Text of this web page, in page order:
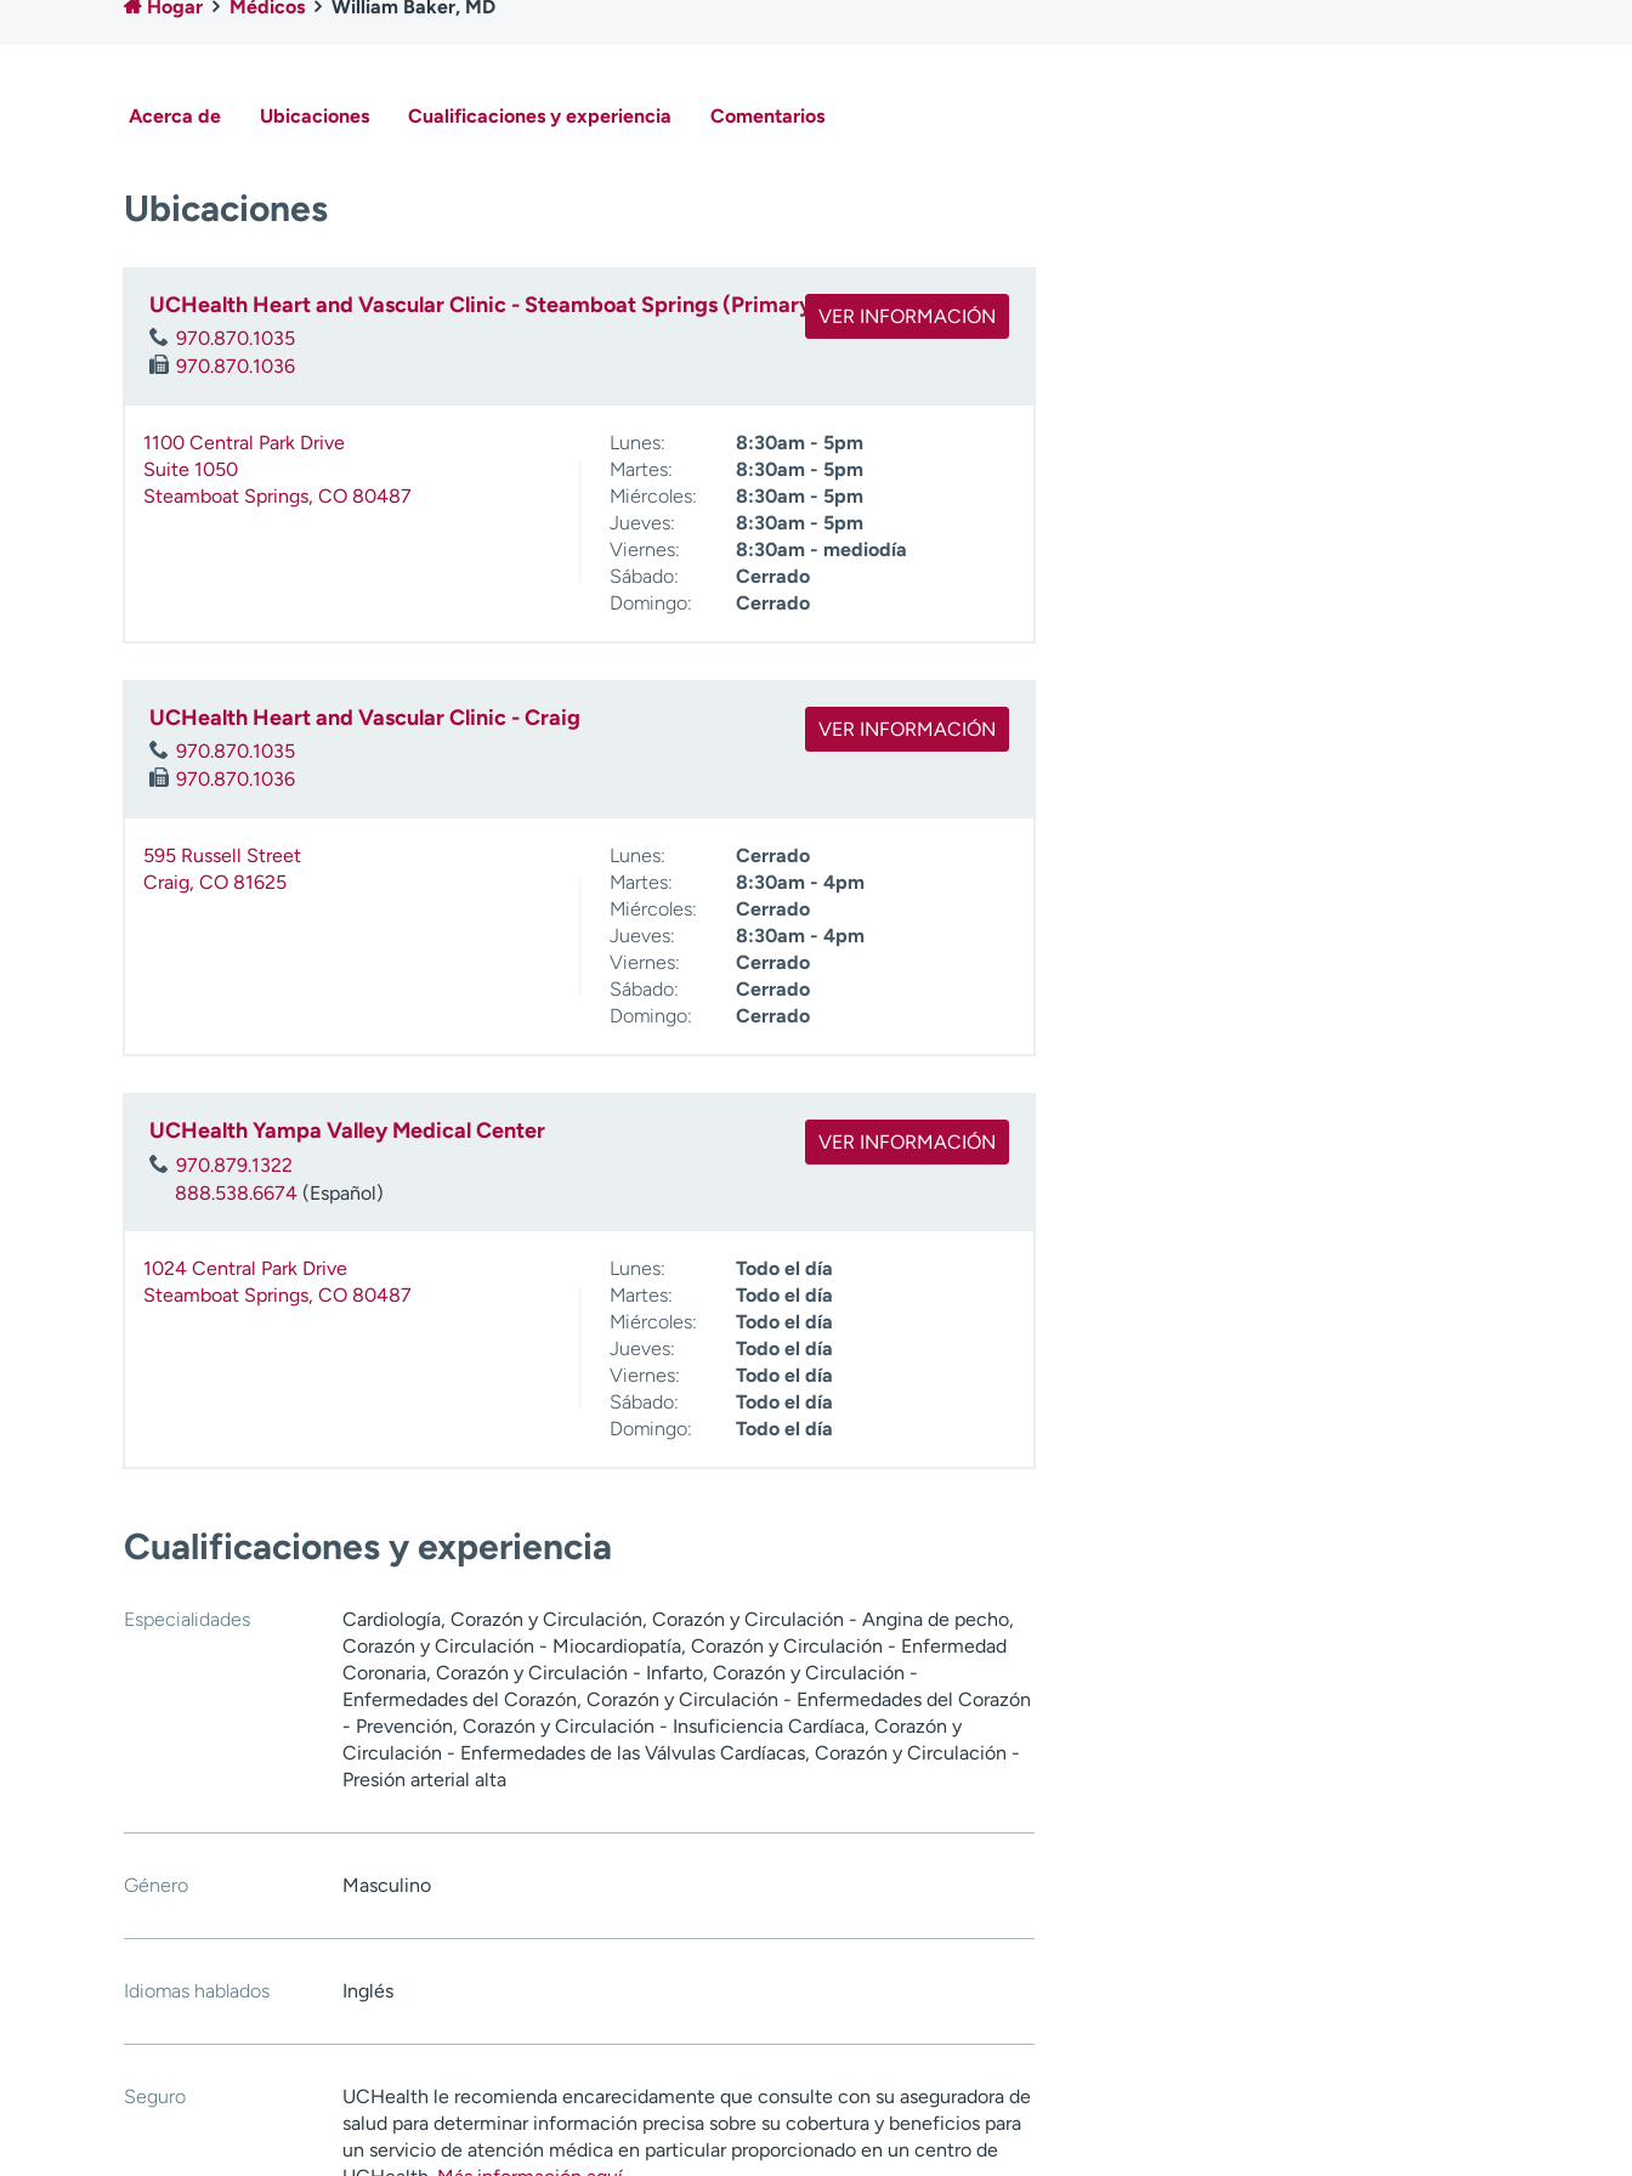
Hogar Médicos William Baker, MD
Acerca de Ubicaciones Cualificaciones y experiencia Comentarios
Ubicaciones
UCHealth Heart and Vascular Clinic - Steamboat Springs (Primary)
970.870.1035
970.870.1036
VER INFORMACIÓN
1100 Central Park Drive
Suite 1050
Steamboat Springs, CO 80487
Lunes:
8:30am - 5pm
Martes:
8:30am - 5pm
Miércoles:
8:30am - 5pm
Jueves:
8:30am - 5pm
Viernes:
8:30am - mediodía
Sábado:
Cerrado
Domingo:
Cerrado
UCHealth Heart and Vascular Clinic - Craig
970.870.1035
970.870.1036
VER INFORMACIÓN
595 Russell Street
Craig, CO 81625
Lunes:
Cerrado
Martes:
8:30am - 4pm
Miércoles:
Cerrado
Jueves:
8:30am - 4pm
Viernes:
Cerrado
Sábado:
Cerrado
Domingo:
Cerrado
UCHealth Yampa Valley Medical Center
970.879.1322
888.538.6674 (Español)
VER INFORMACIÓN
1024 Central Park Drive
Steamboat Springs, CO 80487
Lunes:
Todo el día
Martes:
Todo el día
Miércoles:
Todo el día
Jueves:
Todo el día
Viernes:
Todo el día
Sábado:
Todo el día
Domingo:
Todo el día
Cualificaciones y experiencia
Especialidades
Cardiología, Corazón y Circulación, Corazón y Circulación - Angina de pecho,
Corazón y Circulación - Miocardiopatía, Corazón y Circulación - Enfermedad
Coronaria, Corazón y Circulación - Infarto, Corazón y Circulación -
Enfermedades del Corazón, Corazón y Circulación - Enfermedades del Corazón
- Prevención, Corazón y Circulación - Insuficiencia Cardíaca, Corazón y
Circulación - Enfermedades de las Válvulas Cardíacas, Corazón y Circulación -
Presión arterial alta
Género Masculino
Idiomas hablados Inglés
Seguro
UCHealth le recomienda encarecidamente que consulte con su aseguradora de
salud para determinar información precisa sobre su cobertura y beneficios para
un servicio de atención médica en particular proporcionado en un centro de